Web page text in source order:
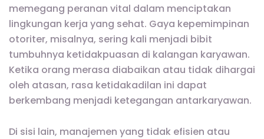
memegang peranan vital dalam menciptakan
lingkungan kerja yang sehat. Gaya kepemimpinan
otoriter, misalnya, sering kali menjadi bibit
tumbuhnya ketidakpuasan di kalangan karyawan.
Ketika orang merasa diabaikan atau tidak dihargai
oleh atasan, rasa ketidakadilan ini dapat
berkembang menjadi ketegangan antarkaryawan.
Di sisi lain, manajemen yang tidak efisien atau